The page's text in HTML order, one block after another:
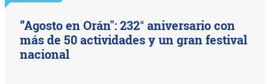
”Agosto en Orán": 232° aniversario con
más de 50 actividades y un gran festival
nacional